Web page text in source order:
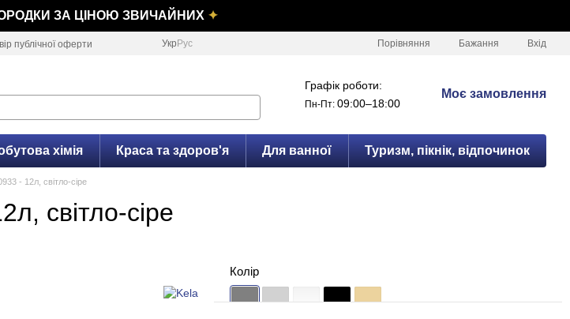
ЗА ЦІНОЮ ЗВИЧАЙНИХ ✦
публічної оферти Укр Рус Порівняння Бажання Вхід
Графік роботи:
Пн-Пт: 09:00–18:00
Моє замовлення
хімія Краса та здоров'я Для ванної Туризм, пікнік, відпочинок
- 12л, світло-сіре
світло-сіре
Колір